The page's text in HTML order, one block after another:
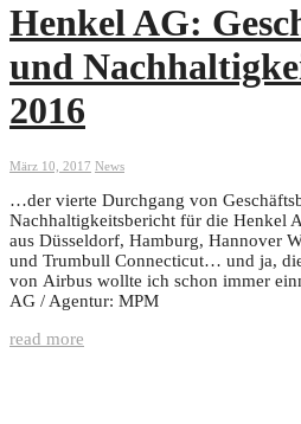
Henkel AG:
und
2016
März 10, 2017 News
…der vierte Durchgang von
Nachhaltigkeitsbericht für die Henkel
aus Düsseldorf, Hamburg, Hannover
und Trumbull Connecticut… und ja,
von Airbus wollte ich schon immer
AG / Agentur: MPM
read more